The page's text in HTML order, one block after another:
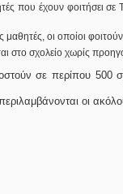
που έχουν φοιτήσει
οι οποίοι
σχολείο χωρίς
σε περίπου 500
οι